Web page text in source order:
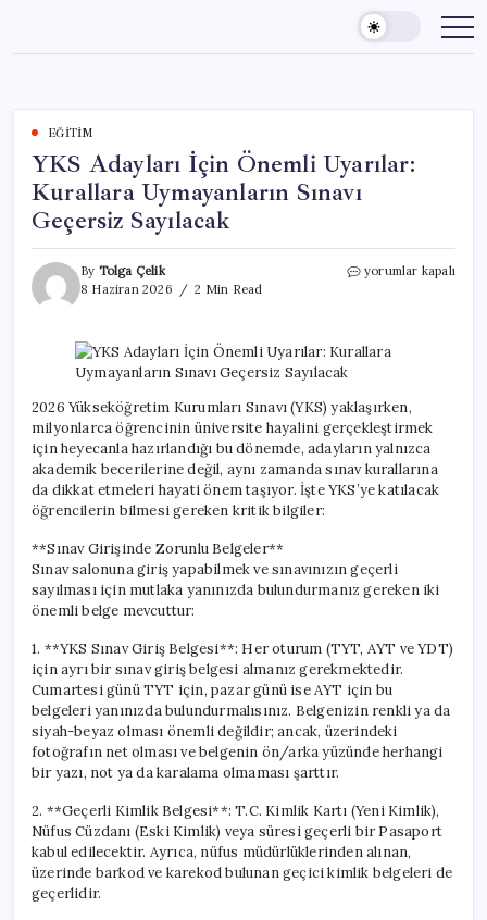
content
EĞITIM
YKS Adayları İçin Önemli Uyarılar:
Kurallara Uymayanların Sınavı
Geçersiz Sayılacak
By Tolga Çelik
8 Haziran 2026
2 Min Read
YKS
Uyarılar:
Kurallara
Sınavı
Geçersiz
Sayılacak
için
yorumlar kapalı
2026 Yükseköğretim Kurumları Sınavı (YKS) yaklaşırken,
milyonlarca öğrencinin üniversite hayalini gerçekleştirmek
için heyecanla hazırlandığı bu dönemde, adayların yalnızca
akademik becerilerine değil, aynı zamanda sınav kurallarına
da dikkat etmeleri hayati önem taşıyor. İşte YKS’ye katılacak
öğrencilerin bilmesi gereken kritik bilgiler:
**Sınav Girişinde Zorunlu Belgeler**
Sınav salonuna giriş yapabilmek ve sınavınızın geçerli
sayılması için mutlaka yanınızda bulundurmanız gereken iki
önemli belge mevcuttur:
1. **YKS Sınav Giriş Belgesi**: Her oturum (TYT, AYT ve YDT)
için ayrı bir sınav giriş belgesi almanız gerekmektedir.
Cumartesi günü TYT için, pazar günü ise AYT için bu
belgeleri yanınızda bulundurmalısınız. Belgenizin renkli ya da
siyah-beyaz olması önemli değildir; ancak, üzerindeki
fotoğrafın net olması ve belgenin ön/arka yüzünde herhangi
bir yazı, not ya da karalama olmaması şarttır.
2. **Geçerli Kimlik Belgesi**: T.C. Kimlik Kartı (Yeni Kimlik),
Nüfus Cüzdanı (Eski Kimlik) veya süresi geçerli bir Pasaport
kabul edilecektir. Ayrıca, nüfus müdürlüklerinden alınan,
üzerinde barkod ve karekod bulunan geçici kimlik belgeleri de
geçerlidir.